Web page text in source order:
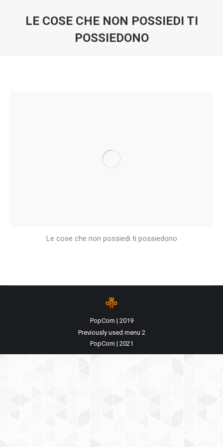
LE COSE CHE NON POSSIEDI TI
POSSIEDONO
Le cose che non possiedi ti possiedono
PopCom | 2019
Previously used menu 2
PopCom | 2021